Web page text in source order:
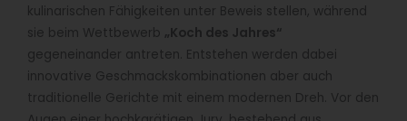
kulinarischen Fähigkeiten unter Beweis stellen, während
sie beim Wettbewerb „Koch des Jahres“
gegeneinander antreten. Entstehen werden dabei
innovative Geschmackskombinationen aber auch
traditionelle Gerichte mit einem modernen Dreh. Vor den